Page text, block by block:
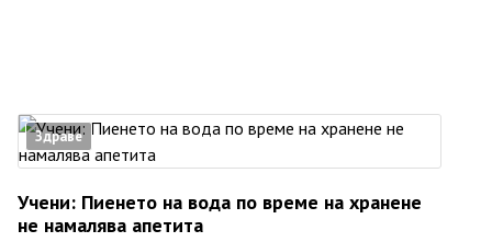
Здраве
Учени: Пиенето на вода по време на хранене
не намалява апетита